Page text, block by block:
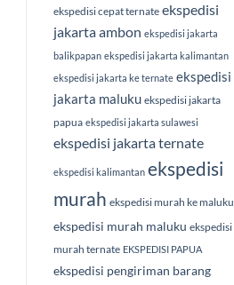
ekspedisi cepat ternate ekspedisi
jakarta ambon ekspedisi jakarta
balikpapan ekspedisi jakarta kalimantan
ekspedisi jakarta ke ternate ekspedisi
jakarta maluku ekspedisi jakarta
papua ekspedisi jakarta sulawesi
ekspedisi jakarta ternate
ekspedisi kalimantan ekspedisi
murah ekspedisi murah ke maluku
ekspedisi murah maluku ekspedisi
murah ternate EKSPEDISI PAPUA
ekspedisi pengiriman barang